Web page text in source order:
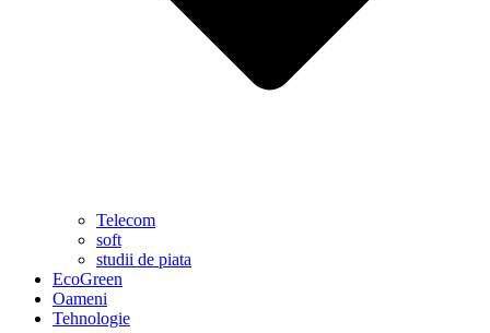
Telecom
soft
studii de piata
EcoGreen
Oameni
Tehnologie